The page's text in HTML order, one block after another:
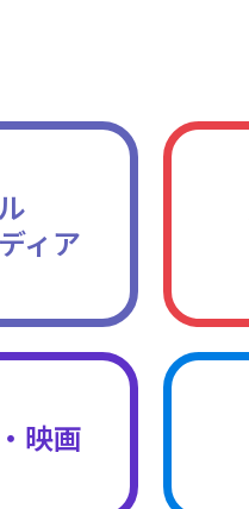
ィア
映画